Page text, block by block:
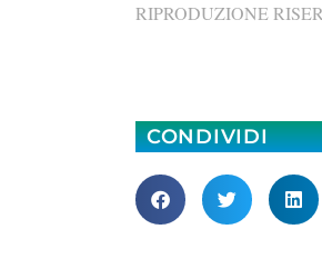
RIPRODUZIONE
CONDIVIDI